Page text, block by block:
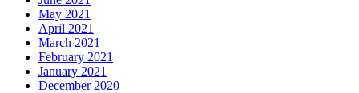
May 2021
April 2021
March 2021
February 2021
January 2021
December 2020